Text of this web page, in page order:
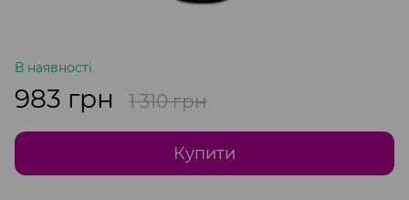
В наявності
983 грн 1 310 грн
Купити